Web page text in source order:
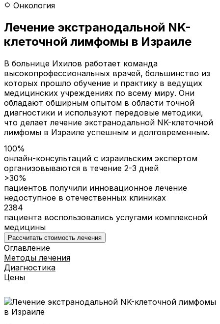
Онкология
Лечение экстранодальной NK-
клеточной лимфомы в Израиле
В больнице Ихилов работает команда
высокопрофессиональных врачей, большинство из
которых прошло обучение и практику в ведущих
медицинских учреждениях по всему миру. Они
обладают обширным опытом в области точной
диагностики и используют передовые методики,
что делает лечение экстранодальной NK-клеточной
лимфомы в Израиле успешным и долговременным.
100%
онлайн-консультаций с израильским экспертом
организовываются в течение 2-3 дней
>30%
пациентов получили инновационное лечение
недоступное в отечественных клиниках
2384
пациента воспользовались услугами комплексной
медицины
Рассчитать стоимость лечения
Оглавление
Методы лечения
Диагностика
Цены